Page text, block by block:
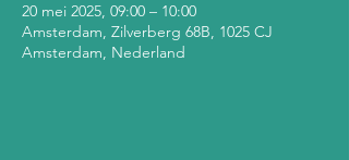
20 mei 2025, 09:00 – 10:00
Amsterdam, Zilverberg 68B, 1025 CJ
Amsterdam, Nederland